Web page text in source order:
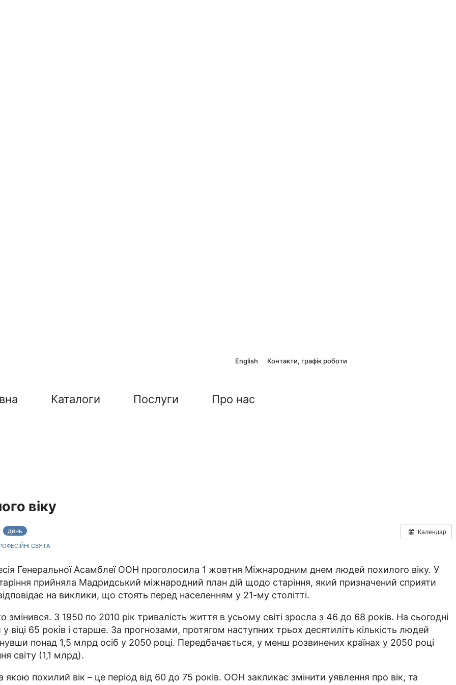
English Контакти, графік роботи
Каталоги Послуги Про нас
віку
Календар
день
СВЯТА
Генеральної Асамблеї ООН проголосила 1 жовтня Міжнародним днем ​​людей похилого віку. У
прийняла Мадридський міжнародний план дій щодо старіння, який призначений сприяти
на виклики, що стоять перед населенням у 21-му столітті.
змінився. З 1950 по 2010 рік тривалість життя в усьому світі зросла з 46 до 68 років. На сьогодні
65 років і старше. За прогнозами, протягом наступних трьох десятиліть кількість людей
понад 1,5 млрд осіб у 2050 році. Передбачається, у менш розвинених країнах у 2050 році
світу (1,1 млрд).
похилий вік – це період від 60 до 75 років. ООН закликає змінити уявлення про вік, та